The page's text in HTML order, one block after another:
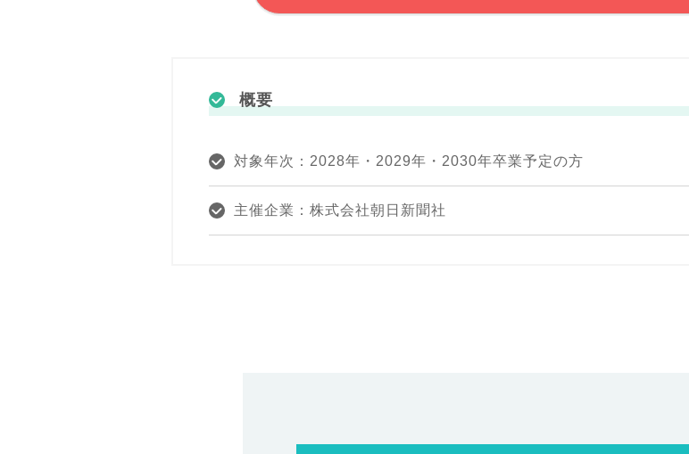
概要
対象年次：2028年・2029年・2030年卒業予定の方
主催企業：株式会社朝日新聞社